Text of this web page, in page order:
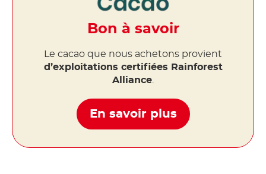
Bon à savoir
Le cacao que nous achetons provient
d’exploitations certifiées Rainforest
Alliance
En savoir plus